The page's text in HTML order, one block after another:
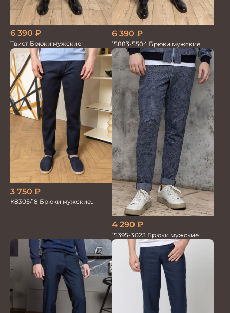
6 390 ₽
Твист Брюки мужские
6 390 ₽
15883-5504 Брюки мужские
3 750 ₽
К8305/18 Брюки мужские
4 290 ₽
15395-3023 Брюки мужские